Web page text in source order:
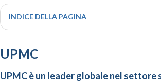
INDICE DELLA PAGINA
UPMC
UPMC è un leader globale nel settore